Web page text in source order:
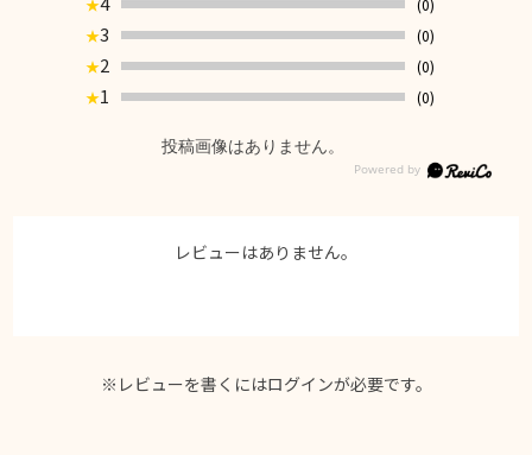
★
★3
(0)
★2
(0)
★1 (0)
投稿画像はありません。
レビューはありません。
※レビューを書くにはログインが必要です。